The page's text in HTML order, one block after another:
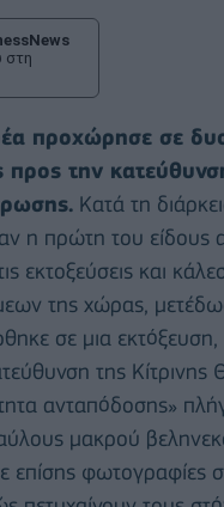
στη
προχώρησε σε
προς την
Κατά τη
η πρώτη του είδους
εκτοξεύσεις και
της χώρας,
σε μια
της
ανταπόδοσης»
μακρού
φωτογραφίες